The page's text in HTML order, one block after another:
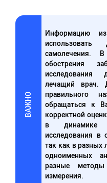
ВАЖНО
Информацию
самолечения.
обострения
исследования
лечащий врач.
правильного
обращаться к
корректной
в динамике
исследования в
так как в разных
одноименных
разные
измерения.